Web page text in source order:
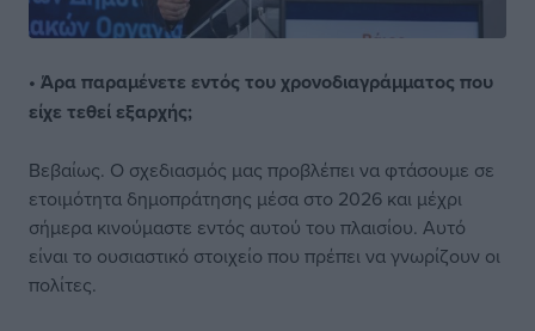
• Άρα παραμένετε εντός του χρονοδιαγράμματος που
είχε τεθεί εξαρχής;
Βεβαίως. Ο σχεδιασμός μας προβλέπει να φτάσουμε σε
ετοιμότητα δημοπράτησης μέσα στο 2026 και μέχρι
σήμερα κινούμαστε εντός αυτού του πλαισίου. Αυτό
είναι το ουσιαστικό στοιχείο που πρέπει να γνωρίζουν οι
πολίτες.